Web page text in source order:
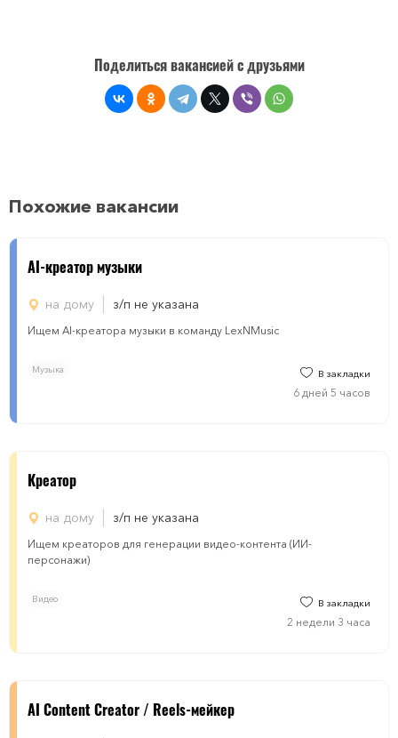
Поделиться вакансией с друзьями
Похожие вакансии
AI-креатор музыки
на дому з/п не указана
Ищем AI-креатора музыки в команду LexNMusic
Музыка В закладки
6 дней 5 часов
Креатор
на дому з/п не указана
Ищем креаторов для генерации видео-контента (ИИ-
персонажи)
Видео В закладки
2 недели 3 часа
AI Content Creator / Reels-мейкер